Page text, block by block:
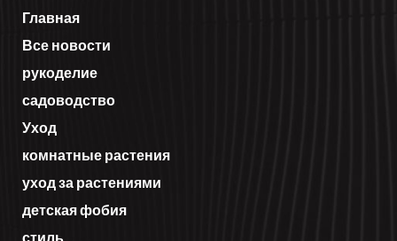
Главная
Все новости
рукоделие
садоводство
Уход
комнатные растения
уход за растениями
детская фобия
стиль